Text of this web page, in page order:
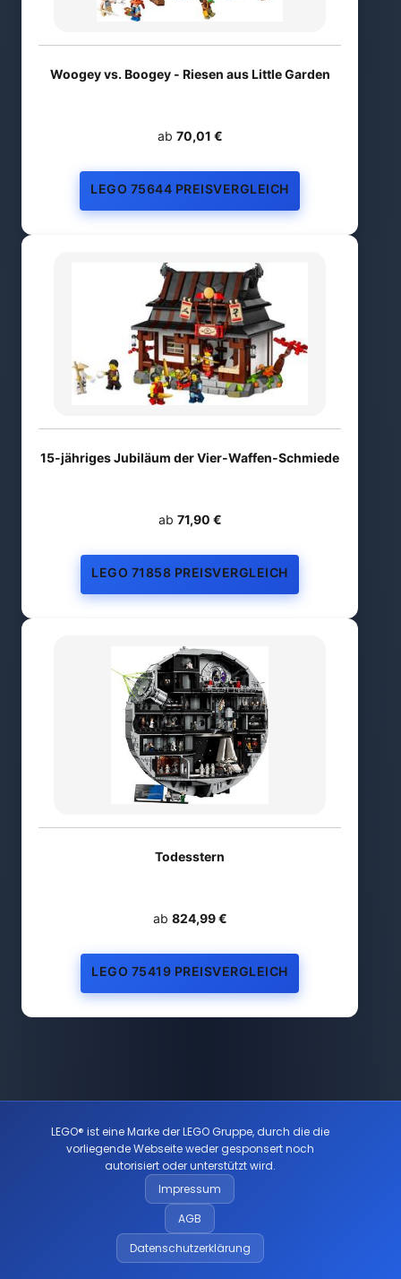
Woogey vs. Boogey - Riesen aus Little Garden
ab 70,01 €
LEGO 75644 PREISVERGLEICH
15-jähriges Jubiläum der Vier-Waffen-Schmiede
ab 71,90 €
LEGO 71858 PREISVERGLEICH
Todesstern
ab 824,99 €
LEGO 75419 PREISVERGLEICH
LEGO® ist eine Marke der LEGO Gruppe, durch die die
vorliegende Webseite weder gesponsert noch
autorisiert oder unterstützt wird.
Impressum
AGB
Datenschutzerklärung